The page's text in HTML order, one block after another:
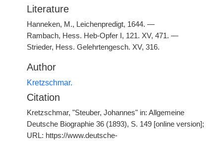
Literature
Hanneken, M., Leichenpredigt, 1644. —
Rambach, Hess. Heb-Opfer I, 121. XV, 471. —
Strieder, Hess. Gelehrtengesch. XV, 316.
Author
Kretzschmar.
Citation
Kretzschmar, "Steuber, Johannes" in: Allgemeine
Deutsche Biographie 36 (1893), S. 149 [online version];
URL: https://www.deutsche-